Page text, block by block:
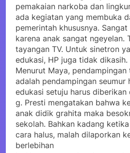
pemakaian narkoba dan
ada kegiatan yang membuka
pemerintah khususnya.
karena anak sangat ngeyelan.
tayangan TV. Untuk sinetron
edukasi, HP juga tidak dikasih.
Menurut Maya,
adalah pendampingan seumur
edukasi setuju harus diberikan
g. Presti mengatakan bahwa
anak didik grahita maka
sekolah. Bahkan kadang
cara halus, malah dilaporkan
berlebihan